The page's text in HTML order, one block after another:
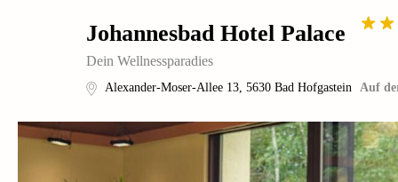
Johannesbad Hotel Palace
Dein Wellnessparadies
Alexander-Moser-Allee 13, 5630 Bad Hofgastein Auf